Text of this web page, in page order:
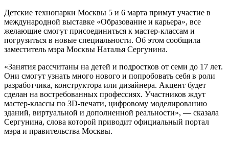
Детские технопарки Москвы 5 и 6 марта примут участие в
международной выставке «Образование и карьера», все
желающие смогут присоединиться к мастер-классам и
погрузиться в новые специальности. Об этом сообщила
заместитель мэра Москвы Наталья Сергунина.
«Занятия рассчитаны на детей и подростков от семи до 17 лет.
Они смогут узнать много нового и попробовать себя в роли
разработчика, конструктора или дизайнера. Акцент будет
сделан на востребованных профессиях. Участников ждут
мастер-классы по 3D-печати, цифровому моделированию
зданий, виртуальной и дополненной реальности», — сказала
Сергунина, слова которой приводит официальный портал
мэра и правительства Москвы.